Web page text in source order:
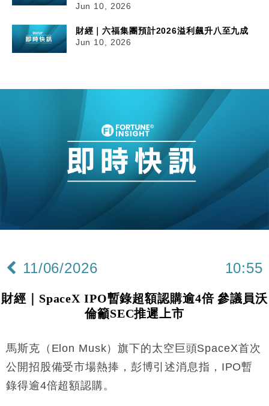
Jun 10, 2026
財經｜六福集團預計2026溢利飆升八至九成
Jun 10, 2026
11/06/2026 10:55
財經｜SpaceX IPO暫錄超額認購逾4倍 參議員沃
倫籲SEC推遲上市
馬斯克（Elon Musk）旗下的太空巨頭SpaceX首次
公開招股備受市場熱捧，彭博引述消息指，IPO暫
錄得逾4倍超額認購。